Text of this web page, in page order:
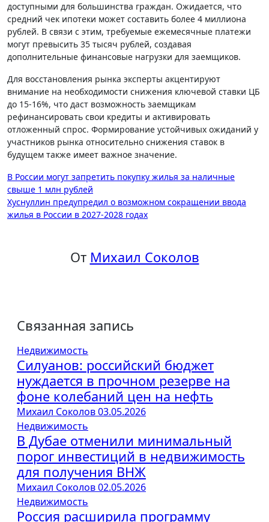
доступными для большинства граждан. Ожидается, что
средний чек ипотеки может составить более 4 миллиона
рублей. В связи с этим, требуемые ежемесячные платежи
могут превысить 35 тысяч рублей, создавая
дополнительные финансовые нагрузки для заемщиков.
Для восстановления рынка эксперты акцентируют
внимание на необходимости снижения ключевой ставки ЦБ
до 15-16%, что даст возможность заемщикам
рефинансировать свои кредиты и активировать
отложенный спрос. Формирование устойчивых ожиданий у
участников рынка относительно снижения ставок в
будущем также имеет важное значение.
Навигация
по
записям
В России могут запретить покупку жилья за наличные
свыше 1 млн рублей
Хуснуллин предупредил о возможном сокращении ввода
жилья в России в 2027-2028 годах
От Михаил Соколов
Связанная запись
Недвижимость
Силуанов: российский бюджет
нуждается в прочном резерве на
фоне колебаний цен на нефть
Михаил Соколов03.05.2026
Недвижимость
В Дубае отменили минимальный
порог инвестиций в недвижимость
для получения ВНЖ
Михаил Соколов02.05.2026
Недвижимость
Россия расширила программу